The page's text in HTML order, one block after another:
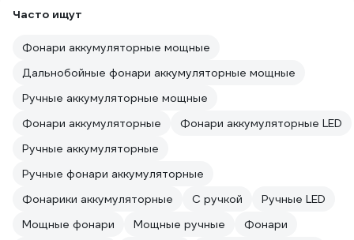
Часто ищут
Фонари аккумуляторные мощные
Дальнобойные фонари аккумуляторные мощные
Ручные аккумуляторные мощные
Фонари аккумуляторные
Фонари аккумуляторные LED
Ручные аккумуляторные
Ручные фонари аккумуляторные
Фонарики аккумуляторные
С ручкой
Ручные LED
Мощные фонари
Мощные ручные
Фонари